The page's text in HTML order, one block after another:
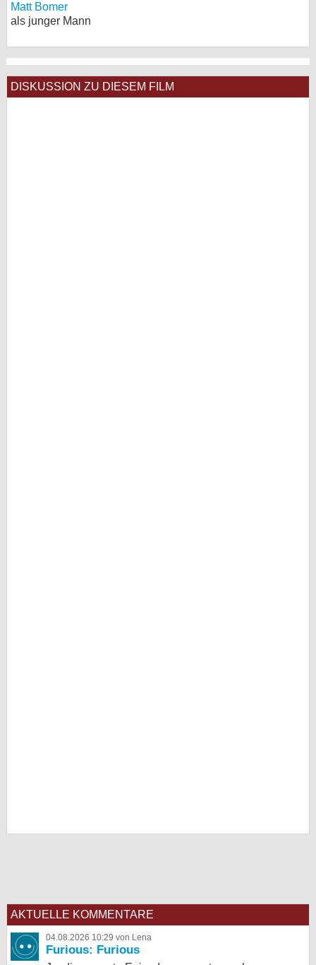
Matt Bomer
als junger Mann
DISKUSSION ZU DIESEM FILM
AKTUELLE KOMMENTARE
04.08.2026 10:29 von Lena
Furious: Furious